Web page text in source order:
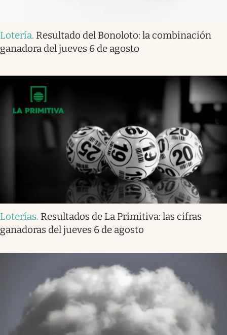
Lotería. Resultado del Bonoloto: la combinación
ganadora del jueves 6 de agosto
Loterías. Resultados de La Primitiva: las cifras
ganadoras del jueves 6 de agosto